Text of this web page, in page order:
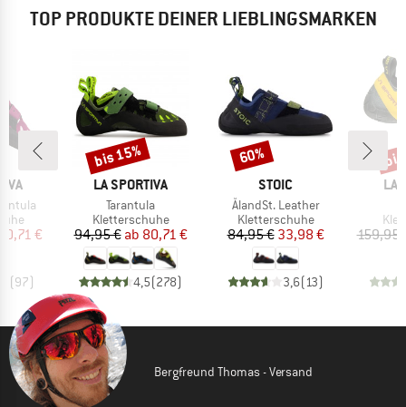
TOP PRODUKTE DEINER LIEBLINGSMARKEN
Preis
€
(97)
MARKE
LA SPORTIVA
Artikel
Tarantula
Produktgruppe
Kletterschuhe
Preis
94,95 € reduzierter Preis
ab 80,71 €
4,5(278)
Rabatt
bis 15%
MARKE
STOIC
Artikel
ÅlandSt. Leather
Produktgruppe
Kletterschuhe
Preis
84,95 €reduzierter Preis
33,98 €
3,6(13)
Rabatt
60%
LA
159,95
Bergfreund Thomas - Versand